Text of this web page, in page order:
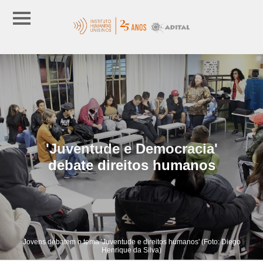
'Juventude e Democracia'
debate direitos humanos
Jovens debatem o tema 'Juventude e direitos humanos' (Foto: Diego
Henrique da Silva)